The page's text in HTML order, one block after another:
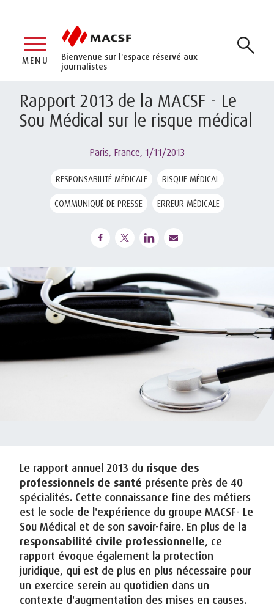
Bienvenue sur l'espace réservé aux
journalistes
MENU
Rapport 2013 de la MACSF - Le
Sou Médical sur le risque médical
Paris, France, 1/11/2013
RESPONSABILITÉ MÉDICALE RISQUE MÉDICAL
COMMUNIQUÉ DE PRESSE ERREUR MÉDICALE
Le rapport annuel 2013 du risque des
professionnels de santé présente près de 40
spécialités. Cette connaissance fine des métiers
est le socle de l'expérience du groupe MACSF- Le
Sou Médical et de son savoir-faire. En plus de la
responsabilité civile professionnelle, ce
rapport évoque également la protection
juridique, qui est de plus en plus nécessaire pour
un exercice serein au quotidien dans un
contexte d'augmentation des mises en causes.